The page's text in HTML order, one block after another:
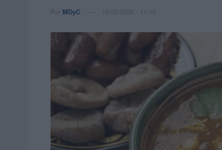
Por MDyC 15/03/2026 - 11:15